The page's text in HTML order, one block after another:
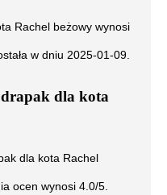
Rachel beżowy wynosi
w dniu 2025-01-09.
dla kota
dla kota Rachel
ocen wynosi 4.0/5.